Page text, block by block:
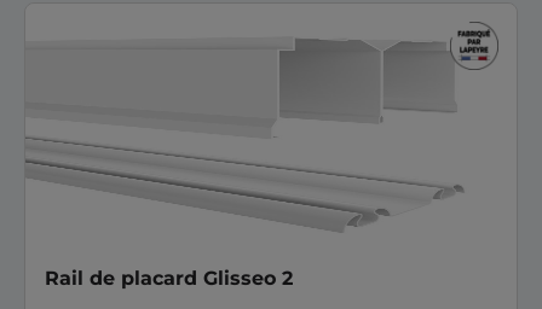
Rail de placard Glisseo 2